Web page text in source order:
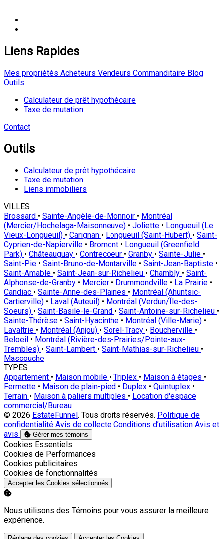
Liens Rapides
Mes propriétés Acheteurs Vendeurs Commanditaire Blog
Outils
Calculateur de prêt hypothécaire
Taxe de mutation
Contact
Outils
Calculateur de prêt hypothécaire
Taxe de mutation
Liens immobiliers
VILLES
Brossard • Sainte-Angèle-de-Monnoir • Montréal
(Mercier/Hochelaga-Maisonneuve) • Joliette • Longueuil (Le
Vieux-Longueuil) • Carignan • Longueuil (Saint-Hubert) • Saint-
Cyprien-de-Napierville • Bromont • Longueuil (Greenfield
Park) • Châteauguay • Contrecoeur • Granby • Sainte-Julie •
Saint-Pie • Saint-Bruno-de-Montarville • Saint-Jean-Baptiste •
Saint-Amable • Saint-Jean-sur-Richelieu • Chambly • Saint-
Alphonse-de-Granby • Mercier • Drummondville • La Prairie •
Candiac • Sainte-Anne-des-Plaines • Montréal (Ahuntsic-
Cartierville) • Laval (Auteuil) • Montréal (Verdun/Île-des-
Soeurs) • Saint-Basile-le-Grand • Saint-Antoine-sur-Richelieu •
Sainte-Thérèse • Saint-Hyacinthe • Montréal (Ville-Marie) •
Lavaltrie • Montréal (Anjou) • Sorel-Tracy • Boucherville •
Beloeil • Montréal (Rivière-des-Prairies/Pointe-aux-
Trembles) • Saint-Lambert • Saint-Mathias-sur-Richelieu •
Mascouche
TYPES
Appartement • Maison mobile • Triplex • Maison à étages •
Fermette • Maison de plain-pied • Duplex • Quintuplex •
Terrain • Maison à paliers multiples • Location d'espace
commercial/Bureau
© 2026 EstateFunnel. Tous droits réservés. Politique de
confidentialité Avis de collecte Conditions d’utilisation Avis et
avis
Gérer mes témoins
Activer
Cookies Essentiels
Activer
Cookies de Performances
Activer
Cookies publicitaires
Activer
Cookies de fonctionnalités
Accepter les Cookies sélectionnés
Nous utilisons des Témoins pour vous assurer la meilleure
expérience.